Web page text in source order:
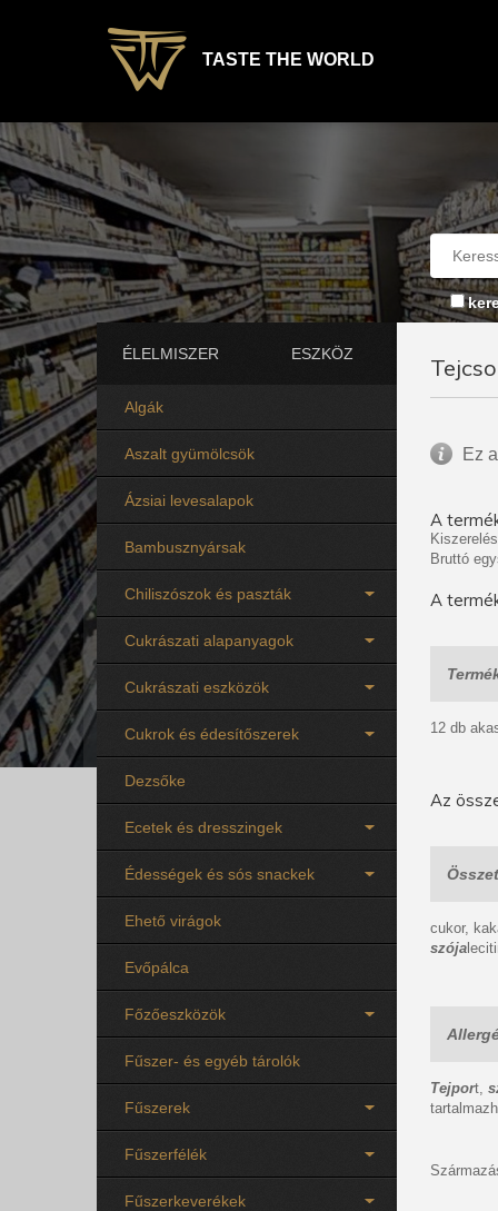
TASTE THE WORLD
ÉLELMISZER ESZKÖZ
Algák
Aszalt gyümölcsök
Ázsiai levesalapok
Bambusznyársak
Chiliszószok és paszták
Cukrászati alapanyagok
Cukrászati eszközök
Cukrok és édesítőszerek
Dezsőke
Ecetek és dresszingek
Édességek és sós snackek
Ehető virágok
Evőpálca
Főzőeszközök
Fűszer- és egyéb tárolók
Fűszerek
Fűszerfélék
Fűszerkeverékek
Ez
A
Bruttó
A
12 db
Az
cukor,
szója
Tejport,